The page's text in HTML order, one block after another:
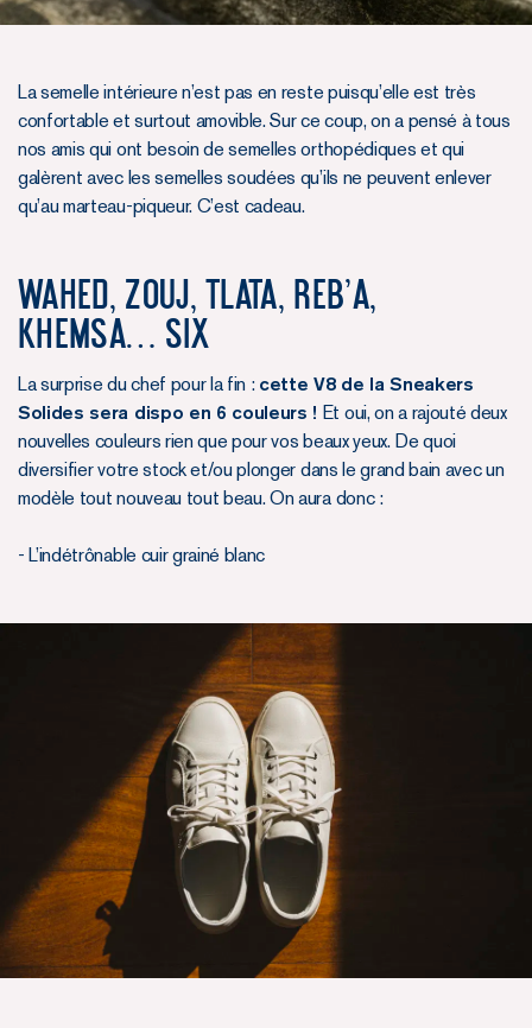
La semelle intérieure n’est pas en reste puisqu’elle est très
confortable et surtout amovible. Sur ce coup, on a pensé à tous
nos amis qui ont besoin de semelles orthopédiques et qui
galèrent avec les semelles soudées qu’ils ne peuvent enlever
qu’au marteau-piqueur. C’est cadeau.
WAHED, ZOUJ, TLATA, REB’A,
KHEMSA… SIX
La surprise du chef pour la fin : cette V8 de la Sneakers
Solides sera dispo en 6 couleurs ! Et oui, on a rajouté deux
nouvelles couleurs rien que pour vos beaux yeux. De quoi
diversifier votre stock et/ou plonger dans le grand bain avec un
modèle tout nouveau tout beau. On aura donc :
- L’indétrônable cuir grainé blanc